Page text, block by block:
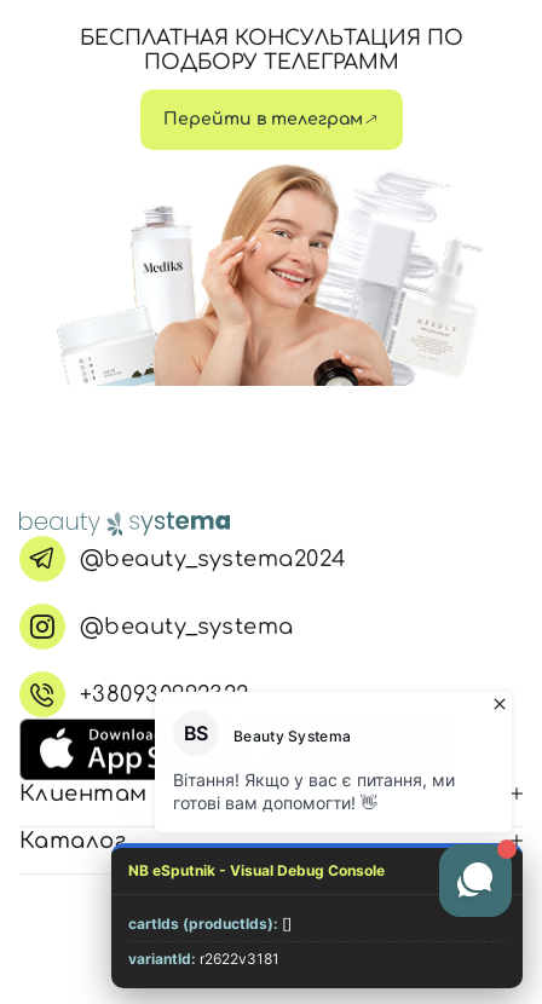
БЕСПЛАТНАЯ КОНСУЛЬТАЦИЯ ПО
ПОДБОРУ ТЕЛЕГРАММ
Перейти в телеграм
@beauty_systema2024
@beauty_systema
+380930992322
Клиентам
Каталог
© 2026 Все права защищены
NB eSputnik - Visual Debug Console
cartIds (productIds): []
variantId: r2622v3181